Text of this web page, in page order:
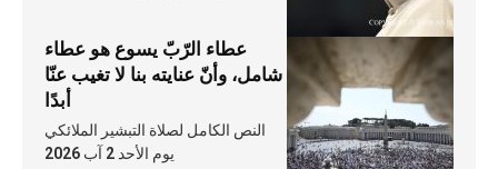
عطاء الرّبّ يسوع هو عطاء
شامل، وأنّ عنايته بنا لا تغيب عنّا
أبدًا
النص الكامل لصلاة التبشير الملائكي
يوم الأحد 2 آب 2026